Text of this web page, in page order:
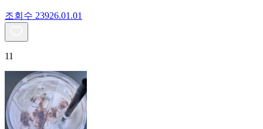
조회수 23926.01.01
11